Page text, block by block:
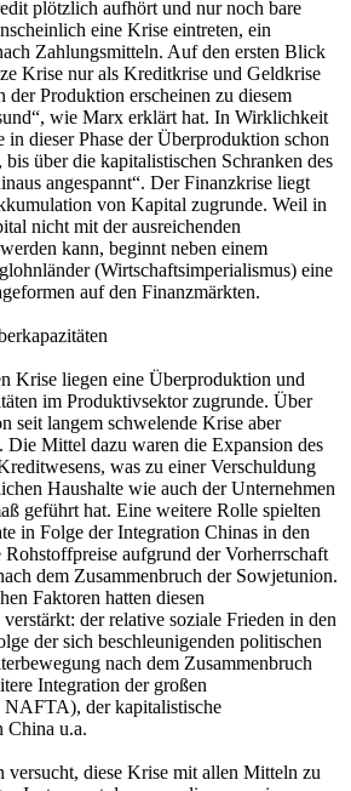
plötzlich aufhört und nur noch bare
eine Krise eintreten, ein
Zahlungsmitteln. Auf den ersten Blick
Krise nur als Kreditkrise und Geldkrise
der Produktion erscheinen zu diesem
wie Marx erklärt hat. In Wirklichkeit
dieser Phase der Überproduktion schon
bis über die kapitalistischen Schranken des
angespannt“. Der Finanzkrise liegt
von Kapital zugrunde. Weil in
nicht mit der ausreichenden
kann, beginnt neben einem
(Wirtschaftsimperialismus) eine
auf den Finanzmärkten.
Krise liegen eine Überproduktion und
im Produktivsektor zugrunde. Über
seit langem schwelende Krise aber
Die Mittel dazu waren die Expansion des
was zu einer Verschuldung
Haushalte wie auch der Unternehmen
geführt hat. Eine weitere Rolle spielten
in Folge der Integration Chinas in den
aufgrund der Vorherrschaft
dem Zusammenbruch der Sowjetunion.
Faktoren hatten diesen
der relative soziale Frieden in den
der sich beschleunigenden politischen
nach dem Zusammenbruch
Integration der großen
der kapitalistische
China u.a.
versucht, diese Krise mit allen Mitteln zu